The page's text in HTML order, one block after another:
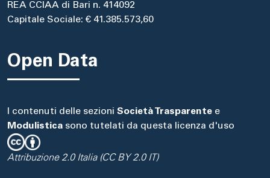
REA CCIAA di Bari n. 414092
Capitale Sociale: € 41.385.573,60
Open Data
I contenuti delle sezioni Società Trasparente e
Modulistica sono tutelati da questa licenza d'uso
Attribuzione 2.0 Italia (CC BY 2.0 IT)